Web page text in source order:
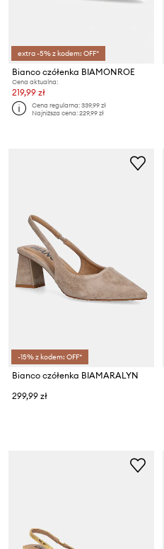
extra -5% z kodem: OFF*
Bianco czółenka BIAMONROE
Cena aktualna:
219,99 zł
Cena regularna:339,99 zł
Najniższa cena:229,99 zł
-15% z kodem: OFF*
Bianco czółenka BIAMARALYN
299,99 zł